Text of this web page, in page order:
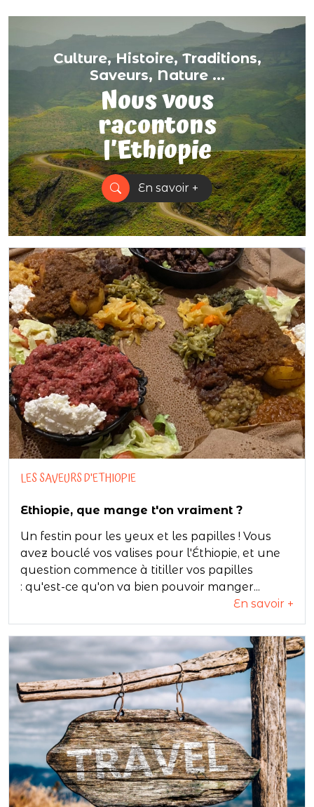
Culture, Histoire, Traditions,
Saveurs, Nature ...
Nous vous
racontons
l’Ethiopie
En savoir +
LES SAVEURS D'ETHIOPIE
Ethiopie, que mange t'on vraiment ?
Un festin pour les yeux et les papilles ! Vous
avez bouclé vos valises pour l'Éthiopie, et une
question commence à titiller vos papilles
: qu'est-ce qu'on va bien pouvoir manger...
En savoir +